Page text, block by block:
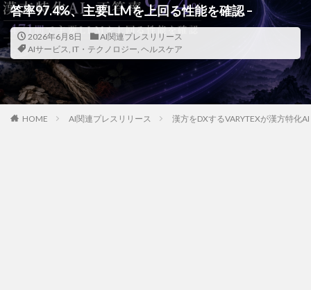
答率97.4%、主要LLMを上回る性能を確認 –
2026年6月8日
AI関連プレスリリース
AIサービス, IT・テクノロジー, ヘルスケア
HOME AI関連プレスリリース 漢方をDXするVARYTEXが漢方特化